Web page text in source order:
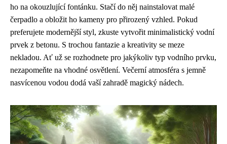
ho na okouzlující fontánku. Stačí do něj nainstalovat malé
čerpadlo a obložit ho kameny pro přirozený vzhled. Pokud
preferujete modernější styl, zkuste vytvořit minimalistický vodní
prvek z betonu. S trochou fantazie a kreativity se meze
nekladou. Ať už se rozhodnete pro jakýkoliv typ vodního prvku,
nezapomeňte na vhodné osvětlení. Večerní atmosféra s jemně
nasvícenou vodou dodá vaší zahradě magický nádech.